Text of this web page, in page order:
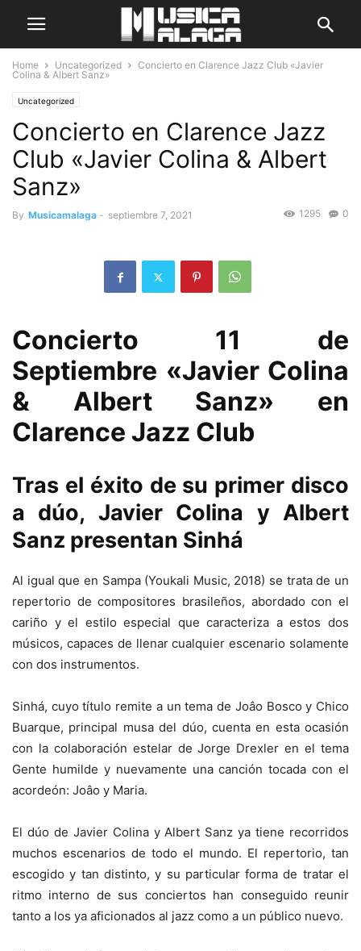
Home Uncategorized
Concierto en Clarence Jazz Club «Javier
Colina & Albert Sanz»
Uncategorized
Concierto en Clarence Jazz
Club «Javier Colina & Albert
Sanz»
By Musicamalaga - septiembre 7, 2021 0
1295
Concierto 11 de
Septiembre «Javier Colina
& Albert Sanz» en
Clarence Jazz Club
Tras el éxito de su primer disco
a dúo, Javier Colina y Albert
Sanz presentan Sinhá
Al igual que en Sampa (Youkali Music, 2018) se trata de un
repertorio de compositores brasileños, abordado con el
cariño y el estilo especial que caracteriza a estos dos
músicos, capaces de llenar cualquier escenario solamente
con dos instrumentos.
Sinhá, cuyo título remite a un tema de Joâo Bosco y Chico
Buarque, principal musa del dúo, cuenta en esta ocasión
con la colaboración estelar de Jorge Drexler en el tema
Gente humilde y nuevamente una canción tocada con el
acordeón: Joâo y Maria.
El dúo de Javier Colina y Albert Sanz ya tiene recorridos
muchos escenarios de todo el mundo. El repertorio, tan
escogido y tan distinto, y su particular forma de tratar el
ritmo interno de sus conciertos han conseguido reunir
tanto a los ya aficionados al jazz como a un público nuevo.